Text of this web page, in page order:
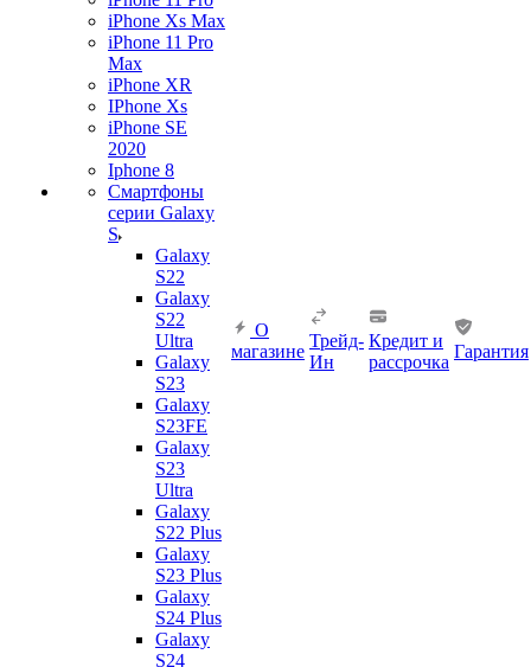
iPhone Xs Max
iPhone 11 Pro
Max
iPhone XR
IPhone Xs
iPhone SE
2020
Iphone 8
Смартфоны
серии Galaxy
S
Galaxy
S22
Galaxy
S22
Ultra
Galaxy
S23
Galaxy
S23FE
Galaxy
S23
Ultra
Galaxy
S22 Plus
Galaxy
S23 Plus
Galaxy
S24 Plus
Galaxy
S24
О
магазине
Трейд-
Ин
Кредит и
рассрочка
Гарантия